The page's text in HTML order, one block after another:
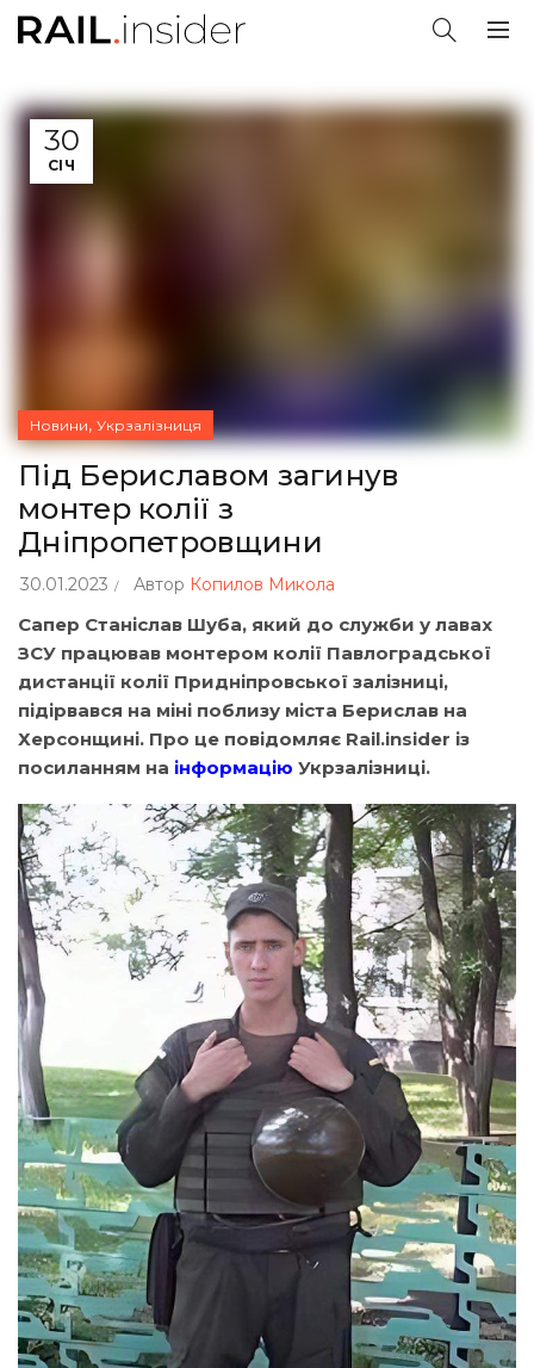
30
СІЧ
Новини, Укрзалізниця
Під Бериславом загинув
монтер колії з
Дніпропетровщини
30.01.2023 Автор Копилов Микола
Сапер Станіслав Шуба, який до служби у лавах
ЗСУ працював монтером колії Павлоградської
дистанції колії Придніпровської залізниці,
підірвався на міні поблизу міста Берислав на
Херсонщині. Про це повідомляє Rail.insider із
посиланням на інформацію Укрзалізниці.